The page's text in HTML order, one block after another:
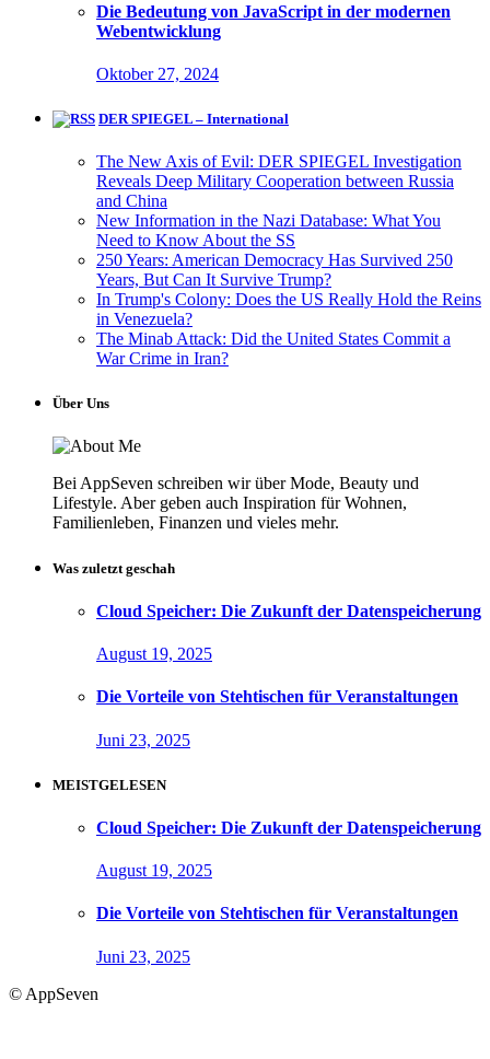
Die Bedeutung von JavaScript in der modernen
Webentwicklung
Oktober 27, 2024
DER SPIEGEL – International
The New Axis of Evil: DER SPIEGEL Investigation
Reveals Deep Military Cooperation between Russia
and China
New Information in the Nazi Database: What You
Need to Know About the SS
250 Years: American Democracy Has Survived 250
Years, But Can It Survive Trump?
In Trump's Colony: Does the US Really Hold the Reins
in Venezuela?
The Minab Attack: Did the United States Commit a
War Crime in Iran?
Über Uns
Bei AppSeven schreiben wir über Mode, Beauty und
Lifestyle. Aber geben auch Inspiration für Wohnen,
Familienleben, Finanzen und vieles mehr.
Was zuletzt geschah
Cloud Speicher: Die Zukunft der Datenspeicherung
August 19, 2025
Die Vorteile von Stehtischen für Veranstaltungen
Juni 23, 2025
MEISTGELESEN
Cloud Speicher: Die Zukunft der Datenspeicherung
August 19, 2025
Die Vorteile von Stehtischen für Veranstaltungen
Juni 23, 2025
© AppSeven